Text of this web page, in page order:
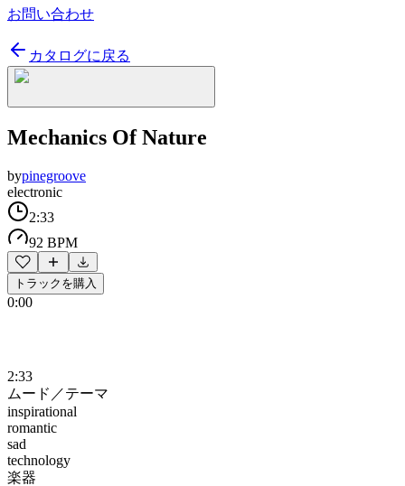
お問い合わせ
カタログに戻る
Mechanics Of Nature
bypinegroove
electronic
2:33
92 BPM
トラックを購入
0:00
2:33
ムード／テーマ
inspirational
romantic
sad
technology
楽器